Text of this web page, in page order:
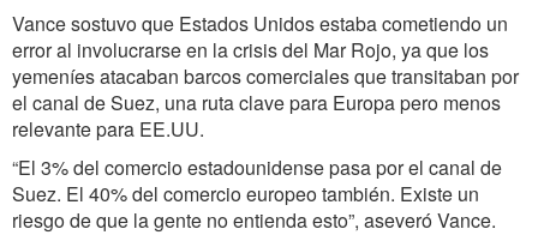
Vance sostuvo que Estados Unidos estaba cometiendo un
error al involucrarse en la crisis del Mar Rojo, ya que los
yemeníes atacaban barcos comerciales que transitaban por
el canal de Suez, una ruta clave para Europa pero menos
relevante para EE.UU.
“El 3% del comercio estadounidense pasa por el canal de
Suez. El 40% del comercio europeo también. Existe un
riesgo de que la gente no entienda esto”, aseveró Vance.